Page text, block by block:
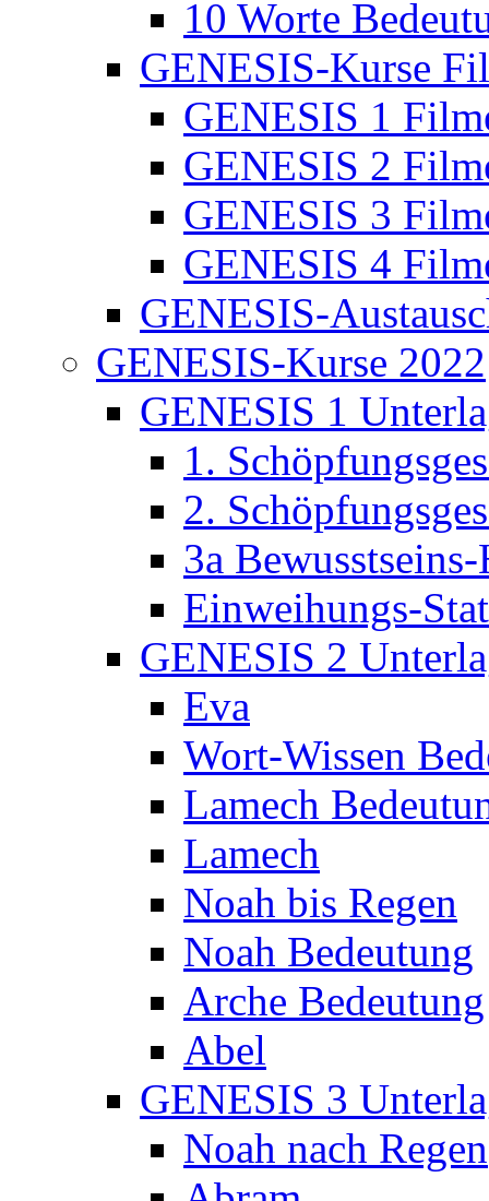
10 Worte
GENESIS-Kurse
GENESIS 1
GENESIS 2
GENESIS 3
GENESIS 4
GENESIS-
GENESIS-Kurse 2022
GENESIS 1
1.
2.
3a
Einweihungs-
GENESIS 2
Eva
Wort-Wissen
Lamech
Lamech
Noah bis Regen
Noah Bedeutung
Arche Bedeutung
Abel
GENESIS 3
Noah nach Regen